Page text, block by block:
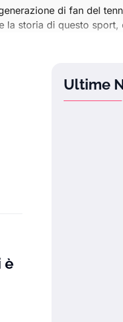
di fan del
la storia di questo
approfonditi sui
occhio particolare ai
è il posto giusto
è
Ultime